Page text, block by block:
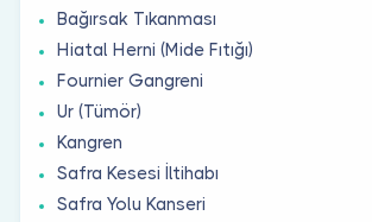
Bağırsak Tıkanması
Hiatal Herni (Mide Fıtığı)
Fournier Gangreni
Ur (Tümör)
Kangren
Safra Kesesi İltihabı
Safra Yolu Kanseri